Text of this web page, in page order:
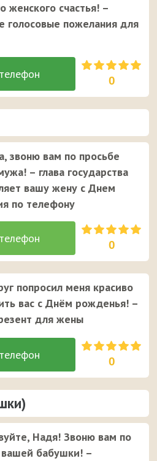
женского счастья! –
голосовые пожелания для
0
звоню вам по просьбе
– глава государства
вашу жену с Днем
по телефону
0
попросил меня красиво
вас с Днём рожденья! –
для жены
0
Надя! Звоню вам по
вашей бабушки! –